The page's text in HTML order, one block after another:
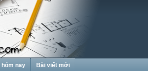
hôm nay Bài viết mới